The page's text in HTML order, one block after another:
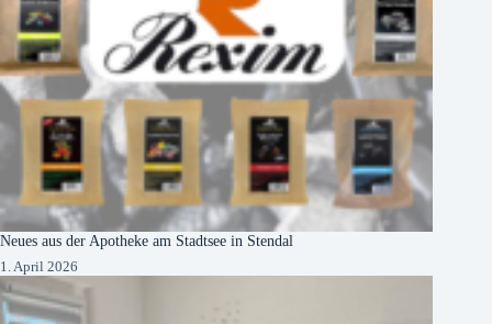
Neues aus der Apotheke am Stadtsee in Stendal
1. April 2026